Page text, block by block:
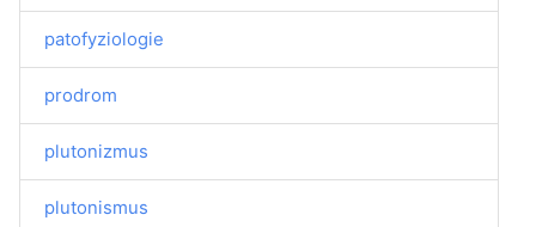
patofyziologie
prodrom
plutonizmus
plutonismus